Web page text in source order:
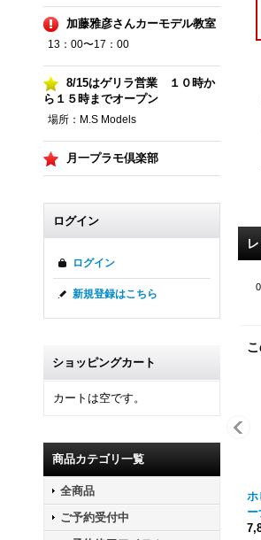
加藤雅彦さんカーモデル教室
13：00〜17：00
8/15はゲリラ営業 １０時か
ら１５時までオープン
場所：M.S Models
月一プラモ倶楽部
ログイン
ログイン
新規登録はこちら
ショッピングカート
カートは空です。
商品カテゴリ一覧
全商品
ご予約受付中
0
ホ